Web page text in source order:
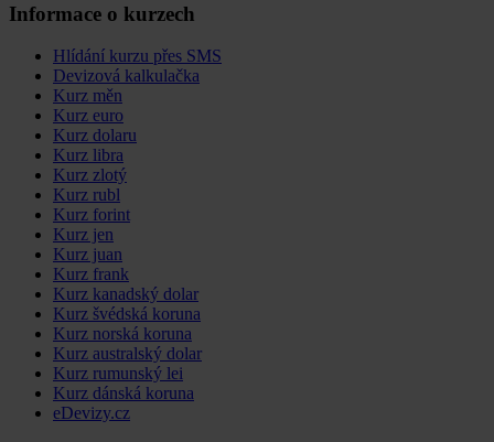
Informace o kurzech
Hlídání kurzu přes SMS
Devizová kalkulačka
Kurz měn
Kurz euro
Kurz dolaru
Kurz libra
Kurz zlotý
Kurz rubl
Kurz forint
Kurz jen
Kurz juan
Kurz frank
Kurz kanadský dolar
Kurz švédská koruna
Kurz norská koruna
Kurz australský dolar
Kurz rumunský lei
Kurz dánská koruna
eDevizy.cz